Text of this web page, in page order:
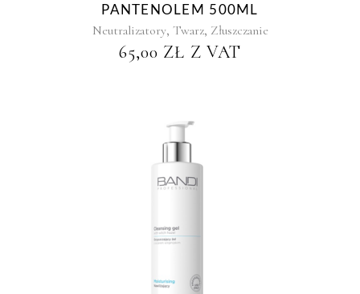
PANTENOLEM 500ML
Neutralizatory, Twarz, Złuszczanie
65,00 ZŁ Z VAT